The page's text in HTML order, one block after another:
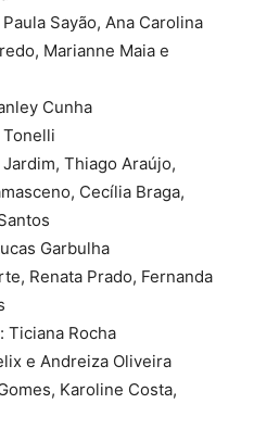
Sayão, Ana Carolina
Marianne Maia e
Cunha
Tonelli
Thiago Araújo,
Cecília Braga,
Garbulha
Renata Prado, Fernanda
Ticiana Rocha
e Andreiza Oliveira
Karoline Costa,